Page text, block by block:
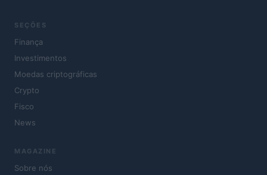
SEÇÕES
Finança
Investimentos
Moedas criptográficas
Crypto
Fisco
News
MAGAZINE
Sobre nós